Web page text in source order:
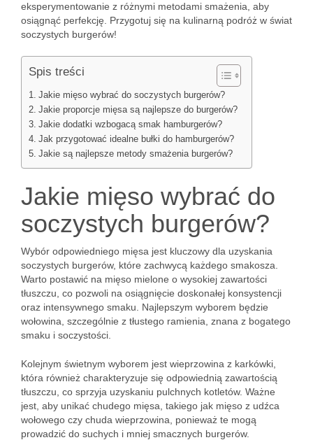
eksperymentowanie z różnymi metodami smażenia, aby
osiągnąć perfekcję. Przygotuj się na kulinarną podróż w świat
soczystych burgerów!
Spis treści
Jakie mięso wybrać do soczystych burgerów?
Jakie proporcje mięsa są najlepsze do burgerów?
Jakie dodatki wzbogacą smak hamburgerów?
Jak przygotować idealne bułki do hamburgerów?
Jakie są najlepsze metody smażenia burgerów?
Jakie mięso wybrać do
soczystych burgerów?
Wybór odpowiedniego mięsa jest kluczowy dla uzyskania
soczystych burgerów, które zachwycą każdego smakosza.
Warto postawić na mięso mielone o wysokiej zawartości
tłuszczu, co pozwoli na osiągnięcie doskonałej konsystencji
oraz intensywnego smaku. Najlepszym wyborem będzie
wołowina, szczególnie z tłustego ramienia, znana z bogatego
smaku i soczystości.
Kolejnym świetnym wyborem jest wieprzowina z karkówki,
która również charakteryzuje się odpowiednią zawartością
tłuszczu, co sprzyja uzyskaniu pulchnych kotletów. Ważne
jest, aby unikać chudego mięsa, takiego jak mięso z udźca
wołowego czy chuda wieprzowina, ponieważ te mogą
prowadzić do suchych i mniej smacznych burgerów.